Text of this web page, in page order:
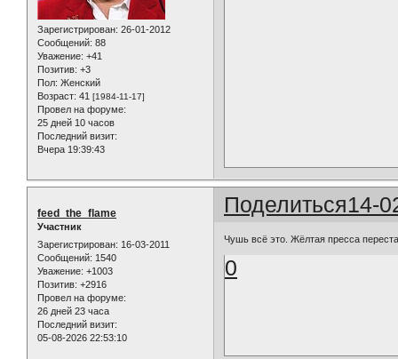
Зарегистрирован: 26-01-2012
Сообщений: 88
Уважение: +41
Позитив: +3
Пол: Женский
Возраст: 41 [1984-11-17]
Провел на форуме:
25 дней 10 часов
Последний визит:
Вчера 19:39:43
Поделиться14-
feed_the_flame
Участник
Зарегистрирован: 16-03-2011
Сообщений: 1540
Уважение: +1003
Позитив: +2916
Провел на форуме:
26 дней 23 часа
Последний визит:
05-08-2026 22:53:10
Чушь всё это. Жёлтая пресса
0